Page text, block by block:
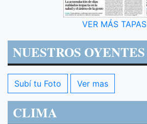
VER MÁS TAPAS
NUESTROS OYENTES
Subí tu Foto Ver mas
CLIMA